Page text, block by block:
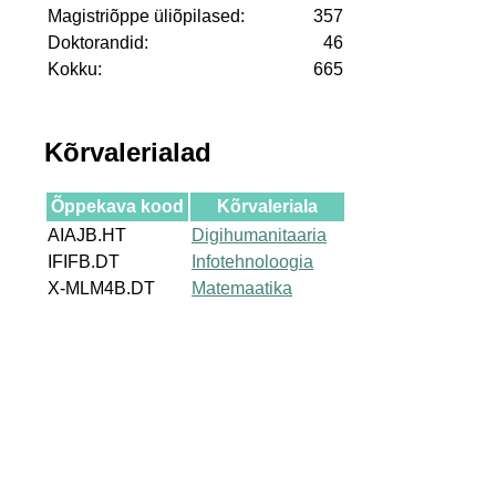
Magistriõppe üliõpilased:
357
Doktorandid:
46
Kokku:
665
Kõrvalerialad
Õppekava kood
Kõrvaleriala
AIAJB.HT
Digihumanitaaria
IFIFB.DT
Infotehnoloogia
X-MLM4B.DT
Matemaatika